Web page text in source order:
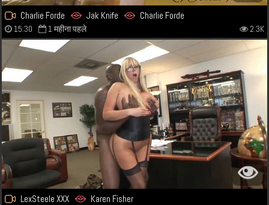
Charlie Forde Jak Knife Charlie Forde
15:30 1 महीना पहले 2.3K
LexSteele XXX Karen Fisher